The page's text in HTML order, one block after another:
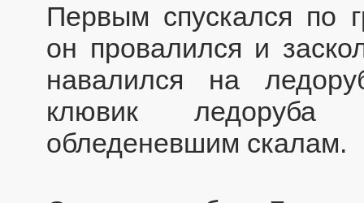
Первым спускался по
он провалился и
навалился на
клювик
обледеневшим скалам.